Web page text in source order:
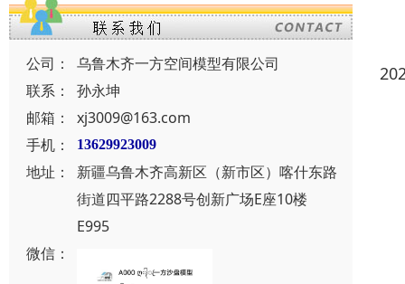
公司：
乌鲁木齐一方空间模型有限公司
联系：
孙永坤
邮箱：
xj3009@163.com
手机：
13629923009
地址：
新疆乌鲁木齐高新区（新市区）喀什东路
街道四平路2288号创新广场E座10楼
E995
微信：